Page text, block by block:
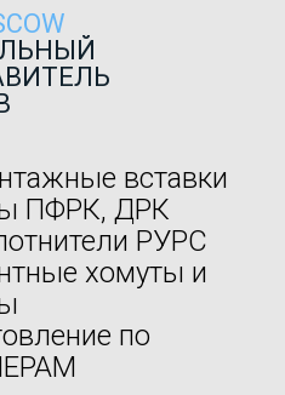
вставки
ПФРК, ДРК
РУРС
хомуты и
по